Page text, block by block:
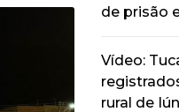
de prisão
Vídeo:
rural de